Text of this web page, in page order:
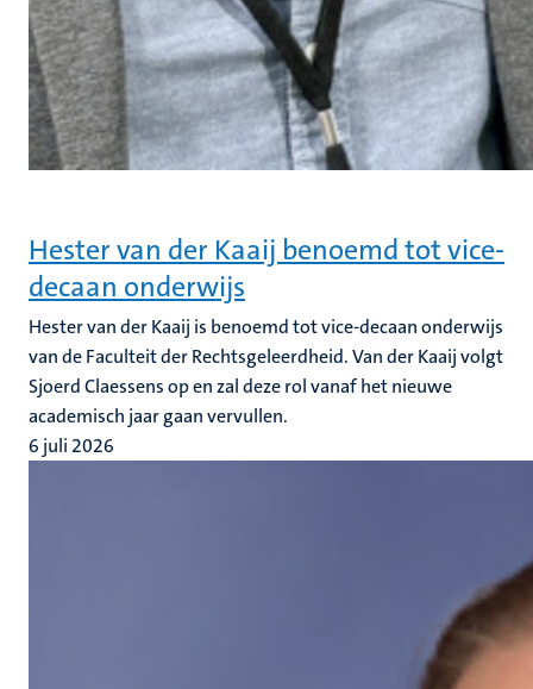
Hester van der Kaaij benoemd tot vice-
decaan onderwijs
Hester van der Kaaij is benoemd tot vice-decaan onderwijs
van de Faculteit der Rechtsgeleerdheid. Van der Kaaij volgt
Sjoerd Claessens op en zal deze rol vanaf het nieuwe
academisch jaar gaan vervullen.
6 juli 2026